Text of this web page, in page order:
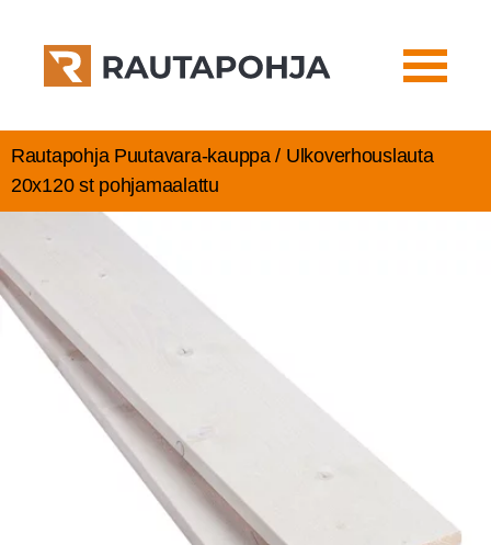
Rautapohja Puutavara-kauppa / Ulko­ver­hous­lau­ta
20x120 st pohjamaalattu